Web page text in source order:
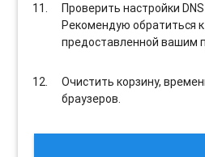
Проверить настройки
Рекомендую обратиться
предоставленной вашим
Очистить корзину,
браузеров.